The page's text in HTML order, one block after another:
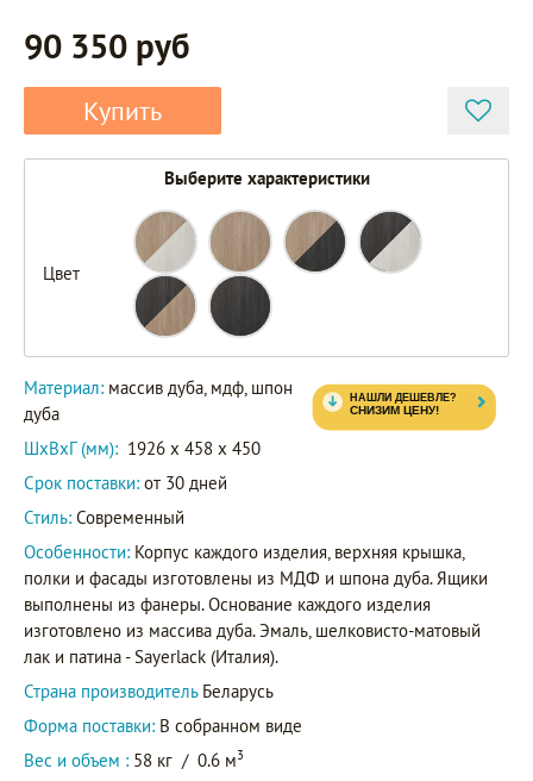
90 350 руб
Купить
Выберите характеристики
Цвет
Материал: массив дуба, мдф, шпон
дуба
ШxВxГ (мм): 1926 x 458 x 450
Срок поставки: от 30 дней
Стиль: Современный
Особенности: Корпус каждого изделия, верхняя крышка,
полки и фасады изготовлены из МДФ и шпона дуба. Ящики
выполнены из фанеры. Основание каждого изделия
изготовлено из массива дуба. Эмаль, шелковисто-матовый
лак и патина - Sayerlack (Италия).
Страна производитель Беларусь
Форма поставки: В собранном виде
Вес и объем : 58 кг / 0.6 м3